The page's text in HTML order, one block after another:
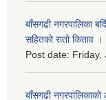
बाँसगढी नगरपालिका
सहितको रातो किताव
Post date: Friday,
बाँसगढी